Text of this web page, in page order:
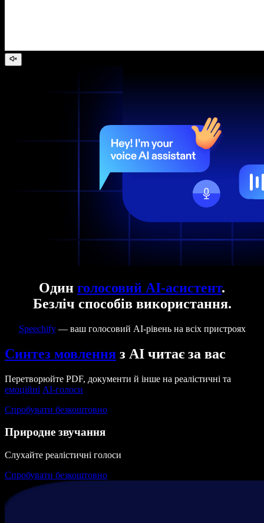
Один голосовий AI-асистент.
Безліч способів використання.
Speechify— ваш голосовий AI-рівень на всіх пристроях
Синтез мовлення з AI читає за вас
Перетворюйте PDF, документи й інше на реалістичні та
емоційні AI-голоси
Спробувати безкоштовно
Природне звучання
Слухайте реалістичні голоси
Спробувати безкоштовно